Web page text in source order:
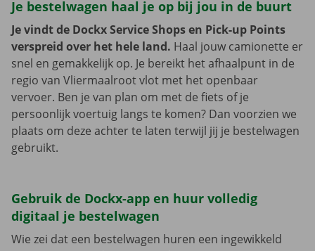
Je bestelwagen haal je op bij jou in de buurt
Je vindt de Dockx Service Shops en Pick-up Points
verspreid over het hele land. Haal jouw camionette er
snel en gemakkelijk op. Je bereikt het afhaalpunt in de
regio van Vliermaalroot vlot met het openbaar
vervoer. Ben je van plan om met de fiets of je
persoonlijk voertuig langs te komen? Dan voorzien we
plaats om deze achter te laten terwijl jij je bestelwagen
gebruikt.
Gebruik de Dockx-app en huur volledig
digitaal je bestelwagen
Wie zei dat een bestelwagen huren een ingewikkeld